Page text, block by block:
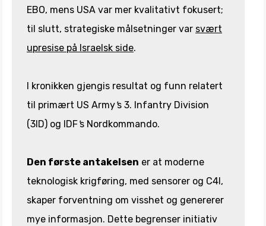
EBO, mens USA var mer kvalitativt fokusert;
til slutt, strategiske målsetninger var svært
upresise på Israelsk side.
I kronikken gjengis resultat og funn relatert
til primært US Armys 3. Infantry Division
(3ID) og IDFs Nordkommando.
Den første antakelsen er at moderne
teknologisk krigføring, med sensorer og C4I,
skaper forventning om visshet og genererer
mye informasjon. Dette begrenser initiativ